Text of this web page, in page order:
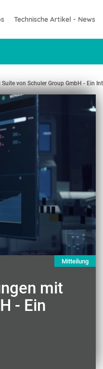
Technische Artikel - News
von Schuler Group GmbH - Ein
Mitteilung
mit
- Ein